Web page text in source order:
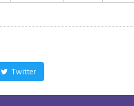
Twitter